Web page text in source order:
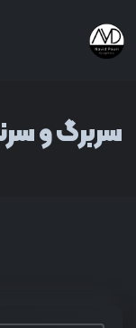
سربرگ و